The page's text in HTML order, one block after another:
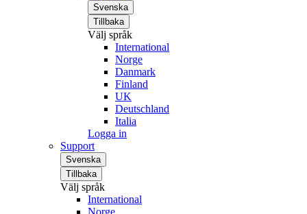
Svenska
Tillbaka
Välj språk
International
Norge
Danmark
Finland
UK
Deutschland
Italia
Logga in
Support
Svenska
Tillbaka
Välj språk
International
Norge